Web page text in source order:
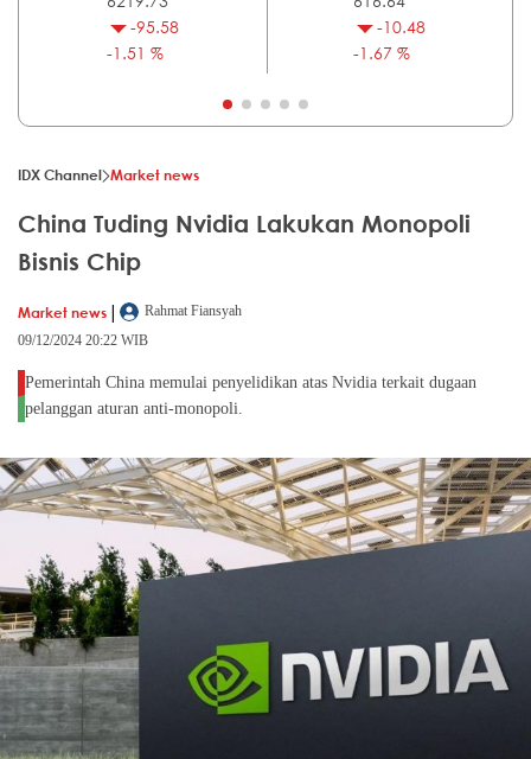
-95.58
-1.51 %
-10.48
-1.67 %
IDX Channel Market news
China Tuding Nvidia Lakukan Monopoli
Bisnis Chip
Market news |
Rahmat Fiansyah
09/12/2024 20:22 WIB
Pemerintah China memulai penyelidikan atas Nvidia terkait dugaan
pelanggan aturan anti-monopoli.